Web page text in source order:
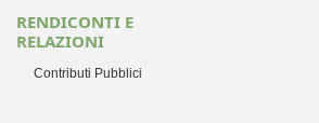
RENDICONTI E
RELAZIONI
Contributi Pubblici